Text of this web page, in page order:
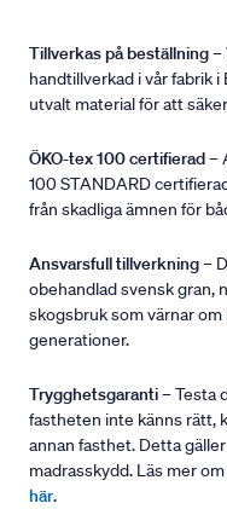
Tillverkas på beställning–
handtillverkad i vår fabrik
utvalt material för att
ÖKO-tex 100 certifierad–
100 STANDARD
från skadliga ämnen för
Ansvarsfull tillverkning–
obehandlad svensk gran,
skogsbruk som värnar
generationer.
Trygghetsgaranti– Testa
fastheten inte känns rätt,
annan fasthet. Detta
madrasskydd. Läs mer
här.